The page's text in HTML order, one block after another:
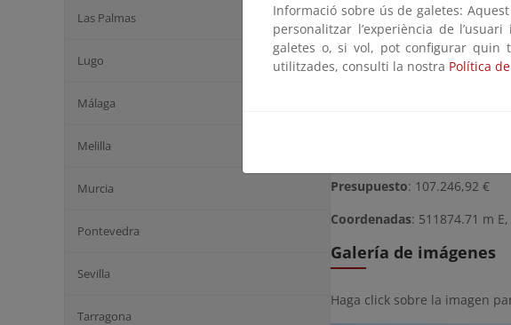
Las Palmas
Lugo
Málaga
Melilla
Murcia
Pontevedra
Sevilla
Tarragona
Se restaura ambientalmente
modo de embarcaderos de
muro de mampostería y se
Presupuesto: 107.246,92 €
Coordenadas: 511874.71 m
Galería de imágenes
Haga click sobre la imagen
Informació sobre ús de galetes:
personalitzar l’experiència de
galetes o, si vol, pot configurar quin
utilitzades, consulti la nostra Política